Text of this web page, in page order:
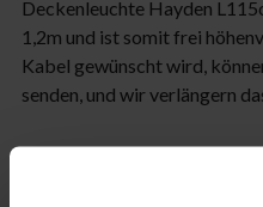
Deckenleuchte Hayden
1,2m und ist somit frei
Kabel gewünscht wird,
senden, und wir verlängern